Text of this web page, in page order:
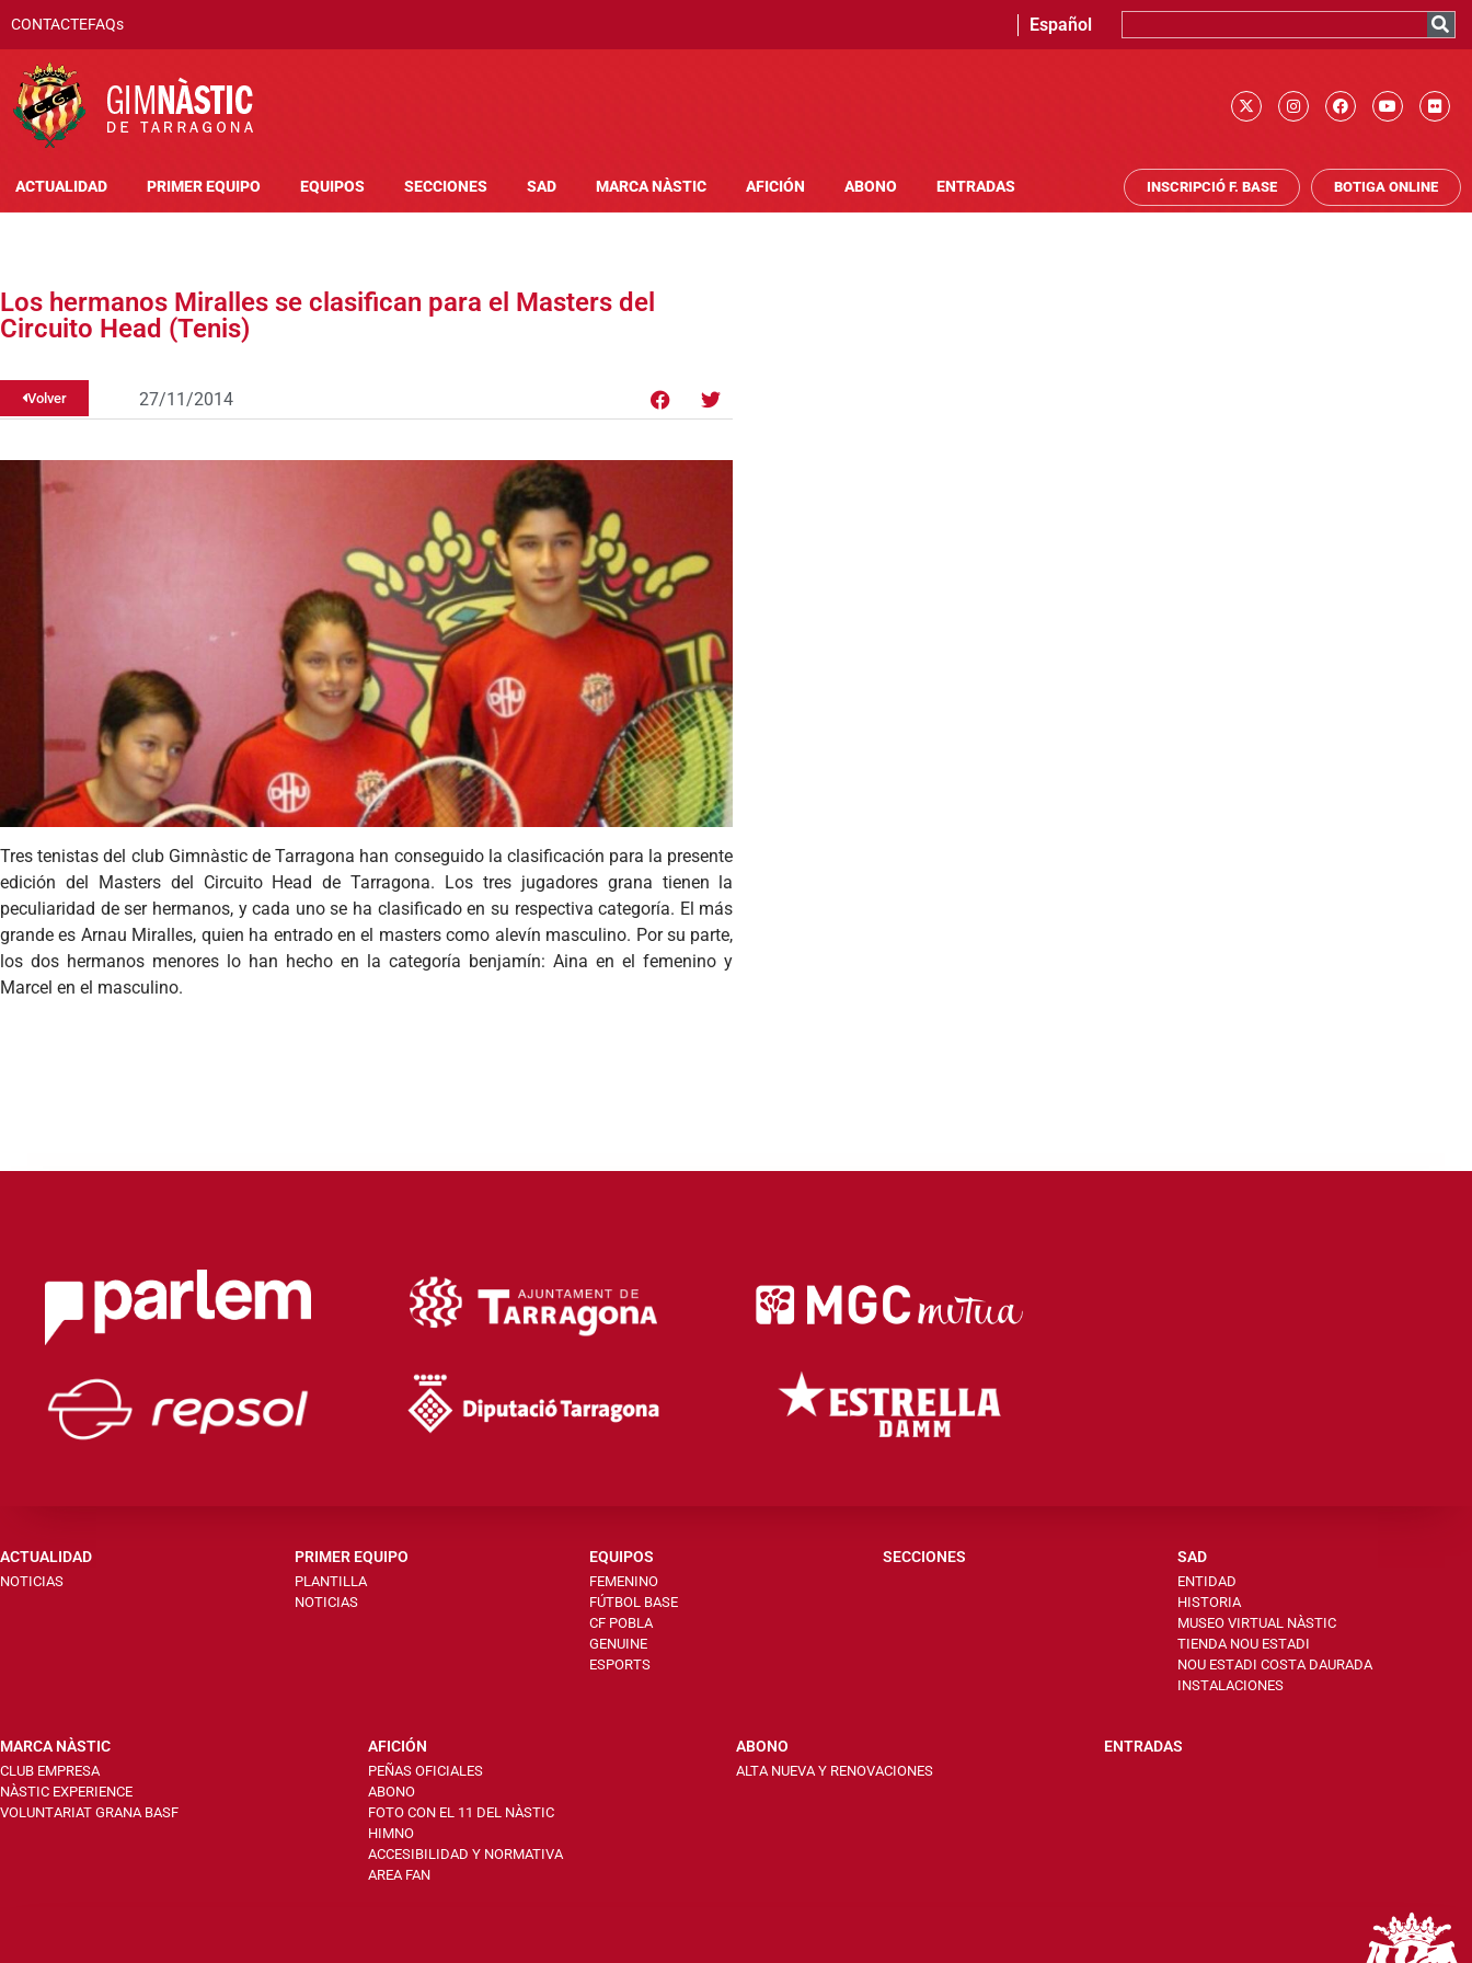
CONTACTEFAQs Español
ACTUALIDAD PRIMER EQUIPO EQUIPOS SECCIONES SAD MARCA NÀSTIC AFICIÓN ABONO ENTRADAS INSCRIPCIÓ F. BASE BOTIGA ONLINE
Los hermanos Miralles se clasifican para el Masters del
Circuito Head (Tenis)
Volver 27/11/2014
Tres tenistas del club Gimnàstic de Tarragona han conseguido la clasificación para la presente
edición del Masters del Circuito Head de Tarragona. Los tres jugadores grana tienen la
peculiaridad de ser hermanos, y cada uno se ha clasificado en su respectiva categoría. El más
grande es Arnau Miralles, quien ha entrado en el masters como alevín masculino. Por su parte,
los dos hermanos menores lo han hecho en la categoría benjamín: Aina en el femenino y
Marcel en el masculino.
ACTUALIDAD
NOTICIAS
PRIMER EQUIPO
PLANTILLA
NOTICIAS
EQUIPOS
FEMENINO
FÚTBOL BASE
CF POBLA
GENUINE
ESPORTS
SECCIONES SAD
ENTIDAD
HISTORIA
MUSEO VIRTUAL NÀSTIC
TIENDA NOU ESTADI
NOU ESTADI COSTA DAURADA
INSTALACIONES
MARCA NÀSTIC
CLUB EMPRESA
NÀSTIC EXPERIENCE
VOLUNTARIAT GRANA BASF
AFICIÓN
PEÑAS OFICIALES
ABONO
FOTO CON EL 11 DEL NÀSTIC
HIMNO
ACCESIBILIDAD Y NORMATIVA
AREA FAN
ABONO
ALTA NUEVA Y RENOVACIONES
ENTRADAS